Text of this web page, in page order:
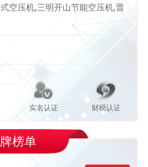
空压机,三明开山节能空压机,晋
实名认证 财税认证
榜单